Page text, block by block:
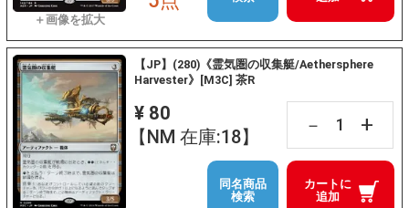
【JP】(280)《霊気圏の収集艇/Aethersphere
Harvester》[M3C] 茶R
¥ 80
【NM 在庫:18】
－ +
カートに
追加
同名商品
検索